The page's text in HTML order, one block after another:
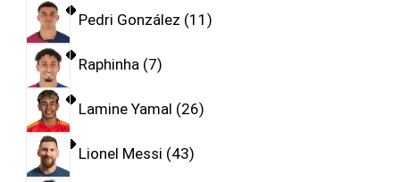
Pedri González 11
Raphinha 7
Lamine Yamal 26
Lionel Messi 43